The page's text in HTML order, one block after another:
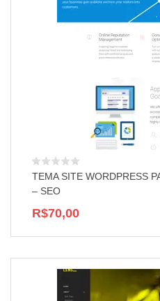
TEMA SITE WORDPRESS
– SEO
R$70,00